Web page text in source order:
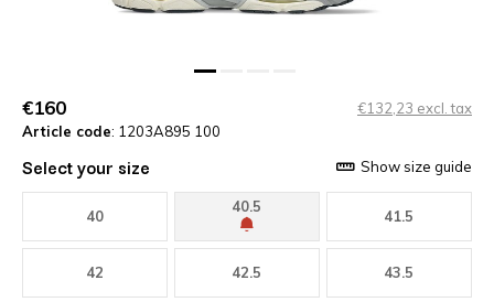
€160
€132,23 excl. tax
Article code: 1203A895 100
Select your size Show size guide
40
40.5
41.5
42 42.5 43.5